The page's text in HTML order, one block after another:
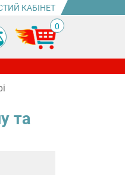
КАБІНЕТ
0
та